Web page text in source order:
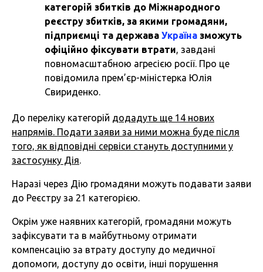
категорій збитків до Міжнародного
реєстру збитків, за якими громадяни,
підприємці та держава Україна зможуть
офіційно фіксувати втрати, завдані
повномасштабною агресією росії. Про це
повідомила прем’єр-міністерка Юлія
Свириденко.
До переліку категорій додадуть ще 14 нових
напрямів. Подати заяви за ними можна буде після
того, як відповідні сервіси стануть доступними у
застосунку Дія.
Наразі через Дію громадяни можуть подавати заяви
до Реєстру за 21 категорією.
Окрім уже наявних категорій, громадяни можуть
зафіксувати та в майбутньому отримати
компенсацію за втрату доступу до медичної
допомоги, доступу до освіти, інші порушення